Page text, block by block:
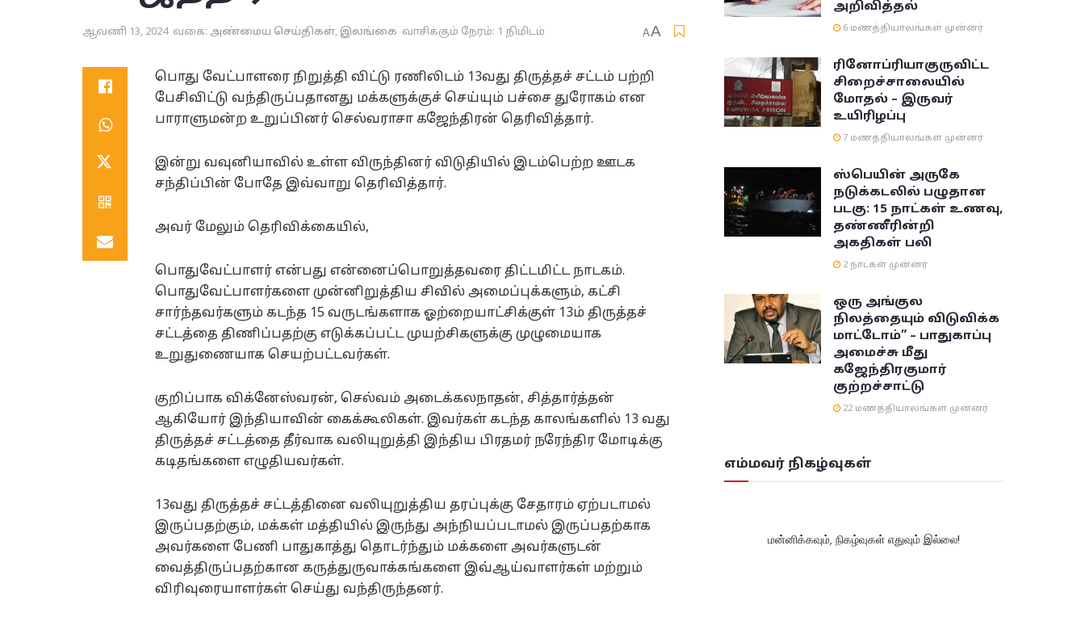
ஆவணி 13, 2024 வகை: அண்மைய செய்திகள்,இலங்கை வாசிக்கும் நேரம்: 1 நிமிடம் AA
பொது வேட்பாளரை நிறுத்தி விட்டு ரணிலிடம் 13வது திருத்தச் சட்டம் பற்றி
பேசிவிட்டு வந்திருப்பதானது மக்களுக்குச் செய்யும் பச்சை துரோகம் என
பாராளுமன்ற உறுப்பினர் செல்வராசா கஜேந்திரன் தெரிவித்தார்.
இன்று வவுனியாவில் உள்ள விருந்தினர் விடுதியில் இடம்பெற்ற ஊடக
சந்திப்பின் போதே இவ்வாறு தெரிவித்தார்.
அவர் மேலும் தெரிவிக்கையில்,
பொதுவேட்பாளர் என்பது என்னைப்பொறுத்தவரை திட்டமிட்ட நாடகம்.
பொதுவேட்பாளர்களை முன்னிறுத்திய சிவில் அமைப்புக்களும், கட்சி
சார்ந்தவர்களும் கடந்த 15 வருடங்களாக ஓற்றையாட்சிக்குள் 13ம் திருத்தச்
சட்டத்தை திணிப்பதற்கு எடுக்கப்பட்ட முயற்சிகளுக்கு முழுமையாக
உறுதுணையாக செயற்பட்டவர்கள்.
குறிப்பாக விக்னேஸ்வரன், செல்வம் அடைக்கலநாதன், சித்தார்த்தன்
ஆகியோர் இந்தியாவின் கைக்கூலிகள். இவர்கள் கடந்த காலங்களில் 13 வது
திருத்தச் சட்டத்தை தீர்வாக வலியுறுத்தி இந்திய பிரதமர் நரேந்திர மோடிக்கு
கடிதங்களை எழுதியவர்கள்.
13வது திருத்தச் சட்டத்தினை வலியுறுத்திய தரப்புக்கு சேதாரம் ஏற்படாமல்
இருப்பதற்கும், மக்கள் மத்தியில் இருந்து அந்நியப்படாமல் இருப்பதற்காக
அவர்களை பேணி பாதுகாத்து தொடர்ந்தும் மக்களை அவர்களுடன்
வைத்திருப்பதற்கான கருத்துருவாக்கங்களை இவ்ஆய்வாளர்கள் மற்றும்
விரிவுரையாளர்கள் செய்து வந்திருந்தனர்.
அறிவித்தல்
6 மணத்தியாலங்கள் முன்னர்
ரினோப்ரியாகுருவிட்ட
சிறைச்சாலையில்
மோதல் – இருவர்
உயிரிழப்பு
7 மணத்தியாலங்கள் முன்னர்
ஸ்பெயின் அருகே
நடுக்கடலில் பழுதான
படகு: 15 நாட்கள் உணவு,
தண்ணீரின்றி
அகதிகள் பலி
2 நாட்கள் முன்னர்
ஒரு அங்குல
நிலத்தையும் விடுவிக்க
மாட்டோம்” – பாதுகாப்பு
அமைச்சு மீது
கஜேந்திரகுமார்
குற்றச்சாட்டு
22 மணத்தியாலங்கள் முன்னர்
எம்மவர் நிகழ்வுகள்
மன்னிக்கவும், நிகழ்வுகள் எதுவும் இல்லை!